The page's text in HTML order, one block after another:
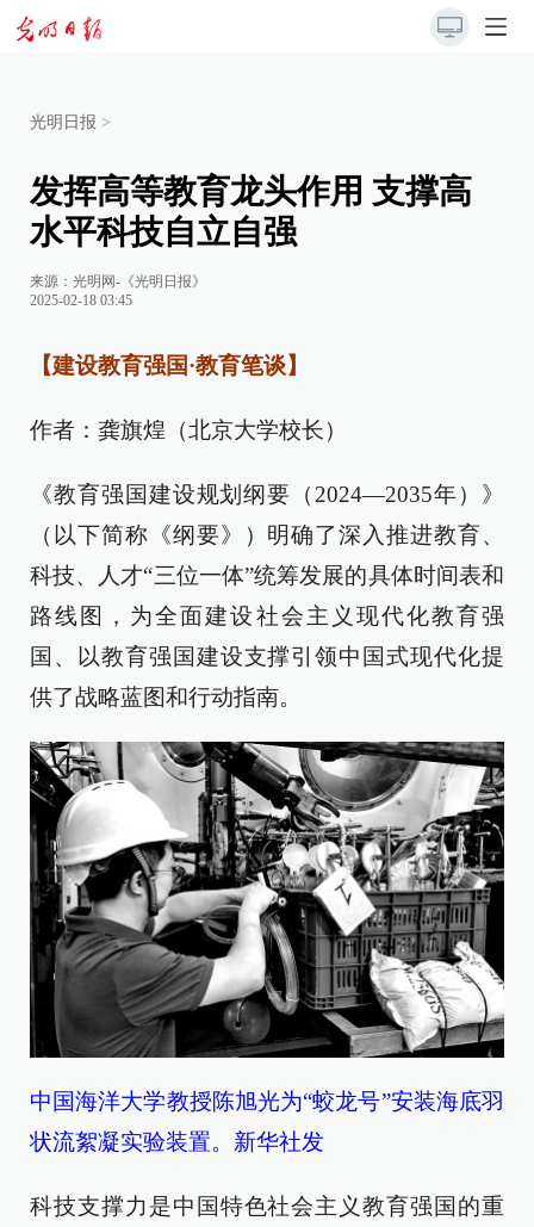
光明日报 >
发挥高等教育龙头作用 支撑高
水平科技自立自强
来源： 光明网-《光明日报》
2025-02-18 03:45
【建设教育强国·教育笔谈】
作者：龚旗煌（北京大学校长）
《教育强国建设规划纲要（2024—2035年）》
（以下简称《纲要》）明确了深入推进教育、
科技、人才“三位一体”统筹发展的具体时间表和
路线图，为全面建设社会主义现代化教育强
国、以教育强国建设支撑引领中国式现代化提
供了战略蓝图和行动指南。
中国海洋大学教授陈旭光为“蛟龙号”安装海底羽
状流絮凝实验装置。新华社发
科技支撑力是中国特色社会主义教育强国的重